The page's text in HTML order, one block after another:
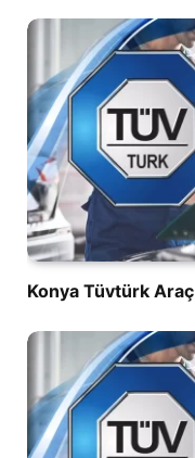
Konya Tüvtürk